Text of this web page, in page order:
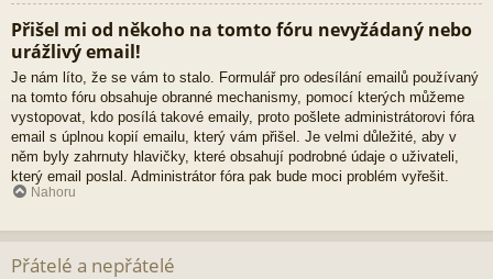
Přišel mi od někoho na tomto fóru nevyžádaný nebo
urážlivý email!
Je nám líto, že se vám to stalo. Formulář pro odesílání emailů používaný
na tomto fóru obsahuje obranné mechanismy, pomocí kterých můžeme
vystopovat, kdo posílá takové emaily, proto pošlete administrátorovi fóra
email s úplnou kopií emailu, který vám přišel. Je velmi důležité, aby v
něm byly zahrnuty hlavičky, které obsahují podrobné údaje o uživateli,
který email poslal. Administrátor fóra pak bude moci problém vyřešit.
Nahoru
Přátelé a nepřátelé